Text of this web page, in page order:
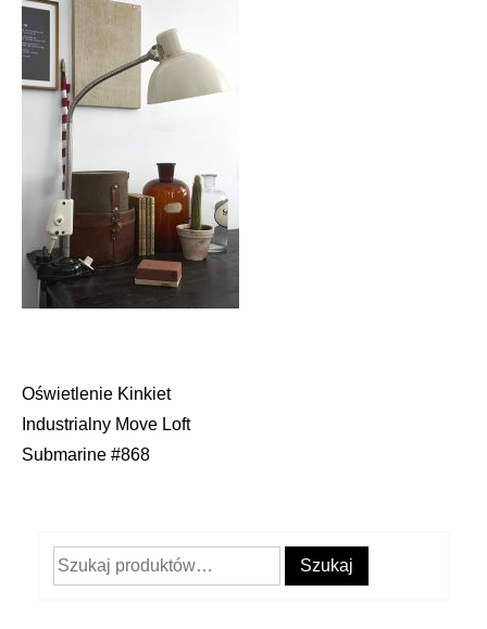
Nawigacja
wpisu
Oświetlenie Kinkiet
Industrialny Move Loft
Submarine #868
Szukaj: Szukaj